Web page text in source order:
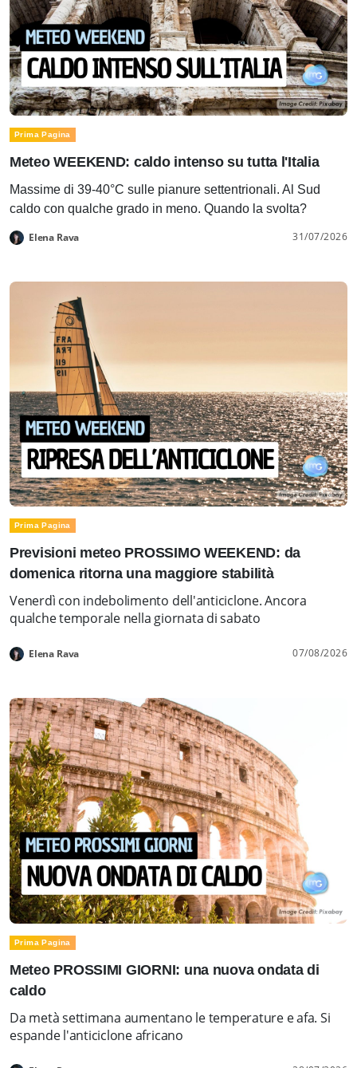
Prima Pagina
Meteo WEEKEND: caldo intenso su tutta l'Italia
Massime di 39-40°C sulle pianure settentrionali. Al Sud
caldo con qualche grado in meno. Quando la svolta?
Elena Rava 31/07/2026
Prima Pagina
Previsioni meteo PROSSIMO WEEKEND: da
domenica ritorna una maggiore stabilità
Venerdì con indebolimento dell'anticiclone. Ancora
qualche temporale nella giornata di sabato
Elena Rava 07/08/2026
Prima Pagina
Meteo PROSSIMI GIORNI: una nuova ondata di
caldo
Da metà settimana aumentano le temperature e afa. Si
espande l'anticiclone africano